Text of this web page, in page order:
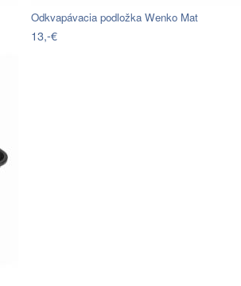
Odkvapávacia podložka Wenko Mat
13,-€